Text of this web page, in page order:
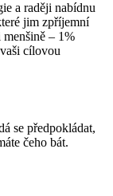
a raději nabídnu
jim zpříjemní
– 1%
cílovou
se předpokládat,
čeho bát.